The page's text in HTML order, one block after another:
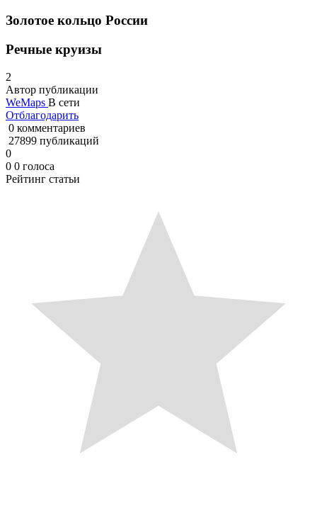
Золотое кольцо России
Речные круизы
2
Автор публикации
WeMaps В сети
Отблагодарить
0 комментариев
27899 публикаций
0
0 0 голоса
Рейтинг статьи